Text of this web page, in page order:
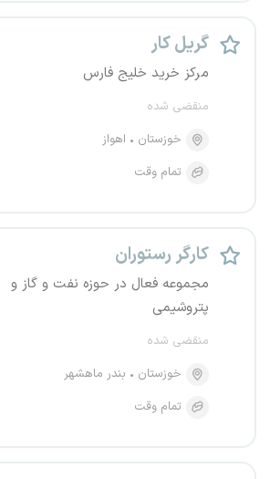
گریل کار
مرکز خرید خلیج فارس
منقضی شده
خوزستان
اهواز
تمام وقت
کارگر رستوران
مجموعه فعال در حوزه نفت و گاز و
پتروشیمی
منقضی شده
خوزستان
بندر ماهشهر
تمام وقت